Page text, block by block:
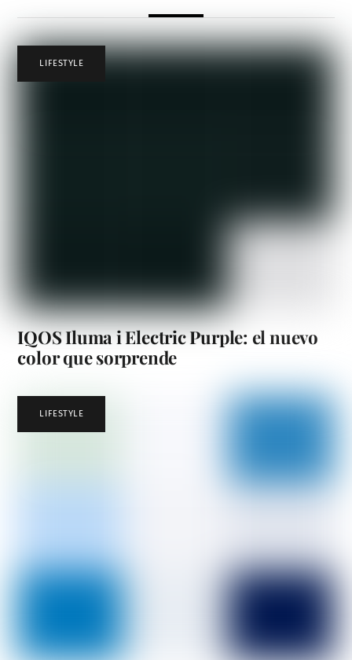
LIFESTYLE
IQOS Iluma i Electric Purple: el nuevo
color que sorprende
LIFESTYLE